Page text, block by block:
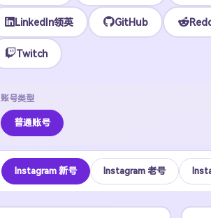
LinkedIn领英 GitHub
Twitch
账号类型
普通账号
Instagram 新号 Instagram 老号